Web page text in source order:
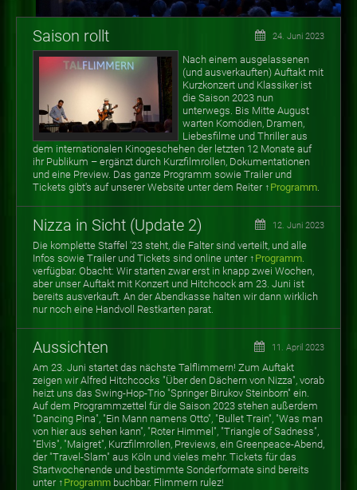
Saison rollt 24. Juni 2023
Nach einem ausgelassenen
(und ausverkauften) Auftakt mit
Kurzkonzert und Klassiker ist
die Saison 2023 nun
unterwegs. Bis Mitte August
warten Komödien, Dramen,
Liebesfilme und Thriller aus
dem internationalen Kinogeschehen der letzten 12 Monate auf
ihr Publikum – ergänzt durch Kurzfilmrollen, Dokumentationen
und eine Preview. Das ganze Programm sowie Trailer und
Tickets gibt's auf unserer Website unter dem Reiter ↑ Programm.
Nizza in Sicht (Update 2) 12. Juni 2023
Die komplette Staffel '23 steht, die Falter sind verteilt, und alle
Infos sowie Trailer und Tickets sind online unter ↑ Programm.
verfügbar. Obacht: Wir starten zwar erst in knapp zwei Wochen,
aber unser Auftakt mit Konzert und Hitchcock am 23. Juni ist
bereits ausverkauft. An der Abendkasse halten wir dann wirklich
nur noch eine Handvoll Restkarten parat.
Aussichten 11. April 2023
Am 23. Juni startet das nächste Talflimmern! Zum Auftakt
zeigen wir Alfred Hitchcocks "Über den Dächern von Nizza", vorab
heizt uns das Swing-Hop-Trio "Springer Birukov Steinborn" ein.
Auf dem Programmzettel für die Saison 2023 stehen außerdem
"Dancing Pina", "Ein Mann namens Otto", "Bullet Train", "Was man
von hier aus sehen kann", "Roter Himmel", "Triangle of Sadness",
"Elvis", "Maigret", Kurzfilmrollen, Previews, ein Greenpeace-Abend,
der "Travel-Slam" aus Köln und vieles mehr. Tickets für das
Startwochenende und bestimmte Sonderformate sind bereits
unter ↑ Programm buchbar. Flimmern rulez!